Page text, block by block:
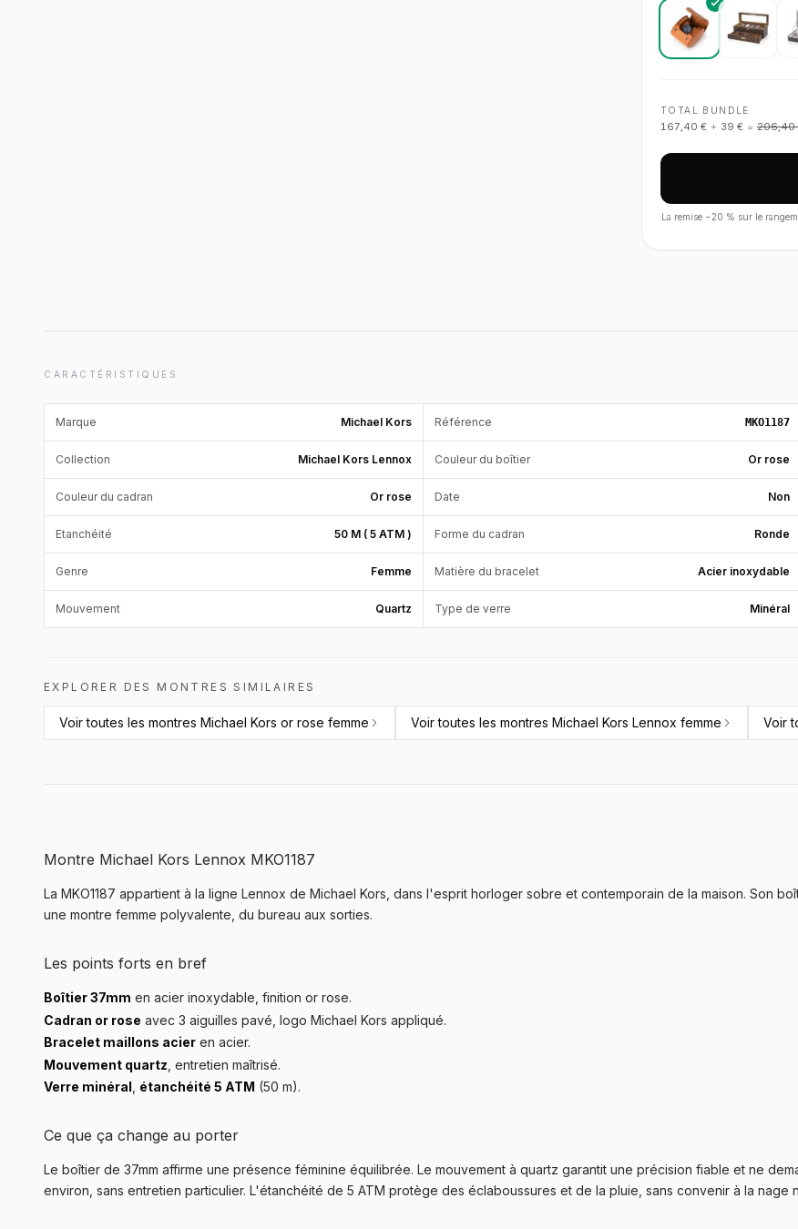
TOTAL BUNDLE
167,40 € + 39 € = 206,40
La remise −20 % sur le
CARACTÉRISTIQUES
Marque Michael Kors Référence MKO1187
Collection Michael Kors Lennox Couleur du boîtier Or rose
Couleur du cadran Or rose Date Non
Etanchéité 50 M ( 5 ATM ) Forme du cadran Ronde
Genre Femme Matière du bracelet Acier inoxydable
Mouvement Quartz Type de verre Minéral
EXPLORER DES MONTRES SIMILAIRES
Voir toutes les montres Michael Kors or rose femme Voir toutes les montres Michael Kors Lennox femme Voir
Montre Michael Kors Lennox MKO1187
La MKO1187 appartient à la ligne Lennox de Michael Kors, dans l'esprit horloger sobre et contemporain de la maison. Son
une montre femme polyvalente, du bureau aux sorties.
Les points forts en bref
Boîtier 37mm en acier inoxydable, finition or rose.
Cadran or rose avec 3 aiguilles pavé, logo Michael Kors appliqué.
Bracelet maillons acier en acier.
Mouvement quartz , entretien maîtrisé.
Verre minéral étanchéité 5 ATM (50 m).
Ce que ça change au porter
Le boîtier de 37mm affirme une présence féminine équilibrée. Le mouvement à quartz garantit une précision fiable et ne
environ, sans entretien particulier. L'étanchéité de 5 ATM protège des éclaboussures et de la pluie, sans convenir à la nage